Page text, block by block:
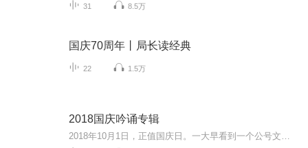
31 8.5万
国庆70周年丨局长读经典
22 1.5万
2018国庆吟诵专辑